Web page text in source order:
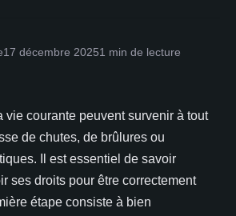
17 décembre 20251 min de lecture
vie courante peuvent survenir à tout
de chutes, de brûlures ou
Il est essentiel de savoir
ses droits pour être correctement
étape consiste à bien